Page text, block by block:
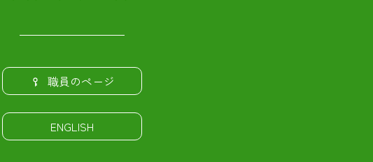
職員のページ
ENGLISH